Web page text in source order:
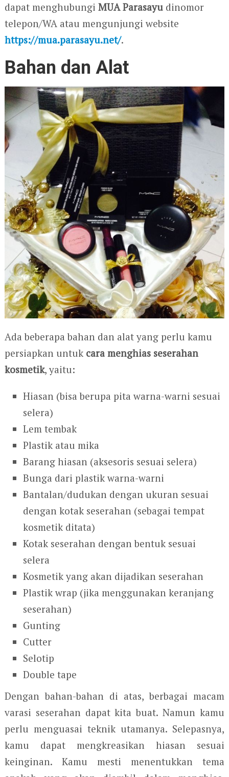
dapat menghubungi MUA Parasayudinomor
telepon/WA atau mengunjungi website
https://mua.parasayu.net/.
Bahan dan Alat
Ada beberapa bahan dan alat yang perlu kamu
persiapkan untuk cara menghias seserahan
kosmetik, yaitu:
Hiasan (bisa berupa pita warna-warni sesuai
selera)
Lem tembak
Plastik atau mika
Barang hiasan (aksesoris sesuai selera)
Bunga dari plastik warna-warni
Bantalan/dudukan dengan ukuran sesuai
dengan kotak seserahan (sebagai tempat
kosmetik ditata)
Kotak seserahan dengan bentuk sesuai
selera
Kosmetik yang akan dijadikan seserahan
Plastik wrap (jika menggunakan keranjang
seserahan)
Gunting
Cutter
Selotip
Double tape
Dengan bahan-bahan di atas, berbagai macam
varasi seserahan dapat kita buat. Namun kamu
perlu menguasai teknik utamanya. Selepasnya,
kamu dapat mengkreasikan hiasan sesuai
keinginan. Kamu mesti menentukkan tema